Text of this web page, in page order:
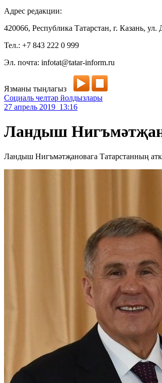
Адрес редакции:
420066, Республика Татарстан, г. Казань, ул.
Тел.: +7 843 222 0 999
Эл. почта: infotat@tatar-inform.ru
Язманы тыңлагыз
Социаль челтәр йолдызлары
27 апрель 2019 13:16
Ландыш
Ландыш Нигъмәтҗановага Татарстанның